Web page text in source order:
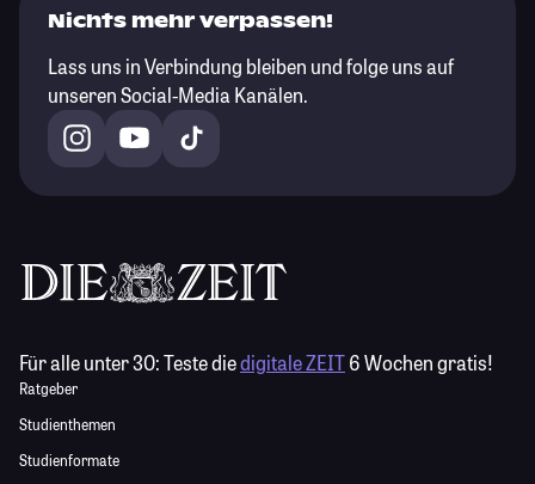
Nichts mehr verpassen!
Lass uns in Verbindung bleiben und folge uns auf
unseren Social-Media Kanälen.
Für alle unter 30:Teste diedigitale ZEIT6 Wochen gratis!
Ratgeber
Studienthemen
Studienformate